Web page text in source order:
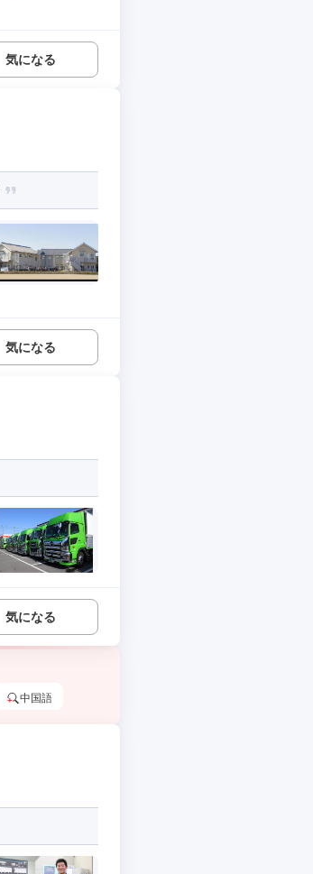
気になる
気になる
気になる
中国語